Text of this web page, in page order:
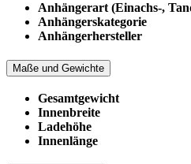
Anhängerart (Einachs-,
Anhängerskategorie
Anhängerhersteller
Maße und Gewichte
Gesamtgewicht
Innenbreite
Ladehöhe
Innenlänge